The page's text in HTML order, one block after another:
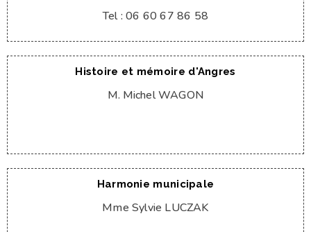
Tel : 06 60 67 86 58
Histoire et mémoire d'Angres
M. Michel WAGON
Harmonie municipale
Mme Sylvie LUCZAK